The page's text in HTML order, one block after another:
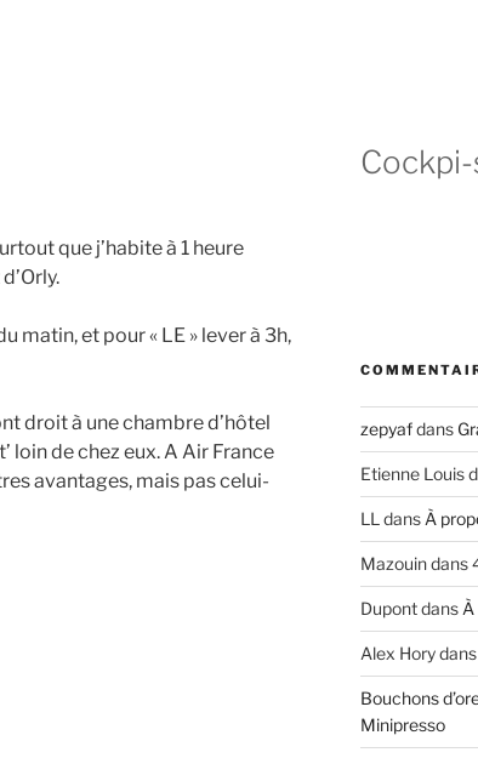
que j’habite à 1 heure
matin, et pour « LE » lever à 3h,
droit à une chambre d’hôtel
loin de chez eux. A Air France
avantages, mais pas celui-
zepyafdans
Etienne Louis
LL dans À
Mazouindans
Dupontdans À
Alex Hory
Bouchons
Minipresso